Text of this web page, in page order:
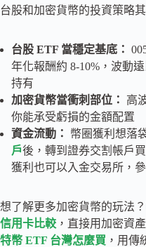
台股和加密貨幣的投資策略
台股 ETF 當穩定基底：
年化報酬約 8-10%，波動
持有
加密貨幣當衝刺部位：
高
你能承受虧損的金額配置
資金流動：
幣圈獲利想落
戶後，轉到證券交割帳戶
獲利也可以入金交易所，
想了解更多加密貨幣的玩法
信用卡比較 ，直接用加密資
特幣 ETF 台灣怎麼買 ，用傳